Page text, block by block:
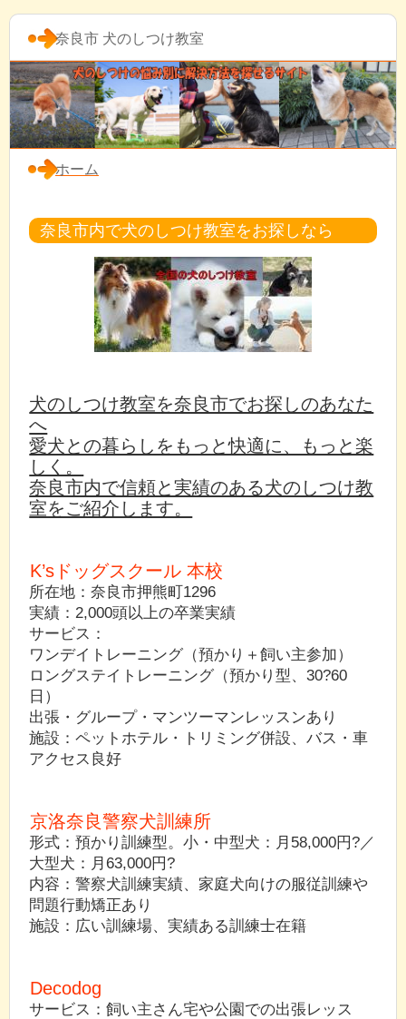
奈良市 犬のしつけ教室
ホーム
奈良市内で犬のしつけ教室をお探しなら
犬のしつけ教室を奈良市でお探しのあなた
へ
愛犬との暮らしをもっと快適に、もっと楽
しく。
奈良市内で信頼と実績のある犬のしつけ教
室をご紹介します。
K’sドッグスクール 本校
所在地：奈良市押熊町1296
実績：2,000頭以上の卒業実績
サービス：
ワンデイトレーニング（預かり＋飼い主参加）
ロングステイトレーニング（預かり型、30?60
日）
出張・グループ・マンツーマンレッスンあり
施設：ペットホテル・トリミング併設、バス・車
アクセス良好
京洛奈良警察犬訓練所
形式：預かり訓練型。小・中型犬：月58,000円?／
大型犬：月63,000円?
内容：警察犬訓練実績、家庭犬向けの服従訓練や
問題行動矯正あり
施設：広い訓練場、実績ある訓練士在籍
Decodog
サービス：飼い主さん宅や公園での出張レッス